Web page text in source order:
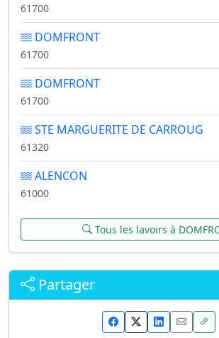
61700
DOMFRONT
61700
DOMFRONT
61700
STE MARGUERITE DE CARROUG
61320
ALENCON
61000
Tous les lavoirs à
Partager